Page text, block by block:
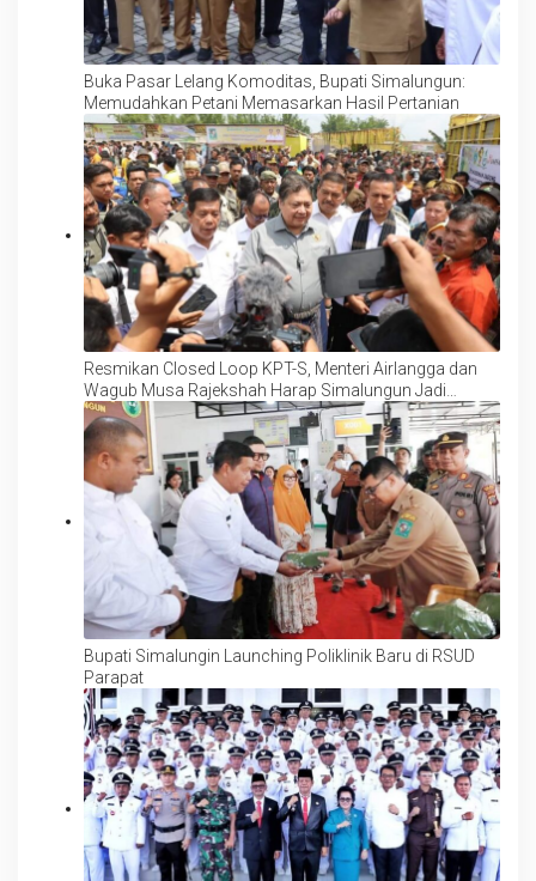
Buka Pasar Lelang Komoditas, Bupati Simalungun:
Memudahkan Petani Memasarkan Hasil Pertanian
Resmikan Closed Loop KPT-S, Menteri Airlangga dan
Wagub Musa Rajekshah Harap Simalungun Jadi
Percontohan
Bupati Simalungin Launching Poliklinik Baru di RSUD
Parapat